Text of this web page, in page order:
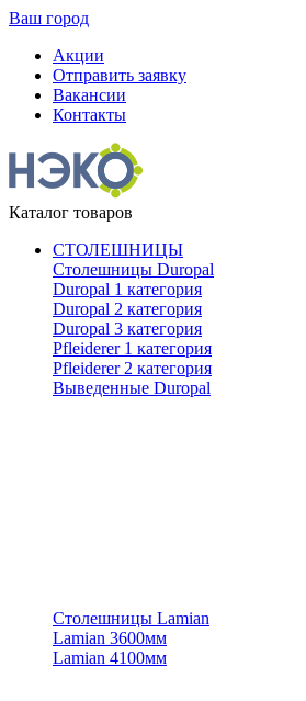
Ваш город
Акции
Отправить заявку
Вакансии
Контакты
Каталог товаров
СТОЛЕШНИЦЫ
Столешницы Duropal
Duropal 1 категория
Duropal 2 категория
Duropal 3 категория
Pfleiderer 1 категория
Pfleiderer 2 категория
Выведенные Duropal
Столешницы Lamian
Lamian 3600мм
Lamian 4100мм